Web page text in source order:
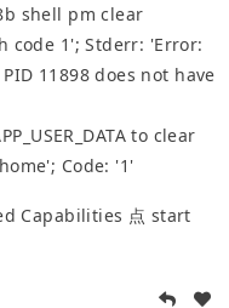
shell pm clear
code 1'; Stderr: 'Error:
11898 does not have
to clear
Code: '1'
Capabilities 点 start